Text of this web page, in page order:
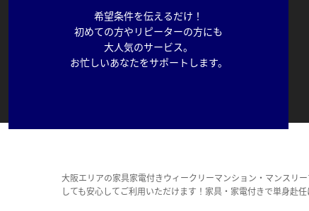
希望条件を伝えるだけ！
初めての方やリピーターの方にも
大人気のサービス。
お忙しいあなたをサポートします。
大阪エリアの家具家電付きウィークリーマンション・マンスリ
しても安心してご利用いただけます！家具・家電付きで単身赴任